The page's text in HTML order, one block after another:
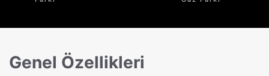
Genel Özellikleri